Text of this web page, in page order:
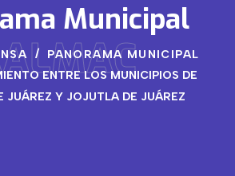
Municipal
PANORAMA MUNICIPAL
ENTRE LOS MUNICIPIOS DE
JUÁREZ Y JOJUTLA DE JUÁREZ